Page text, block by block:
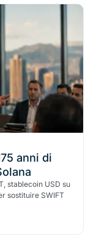
anni di
stablecoin USD su
sostituire SWIFT